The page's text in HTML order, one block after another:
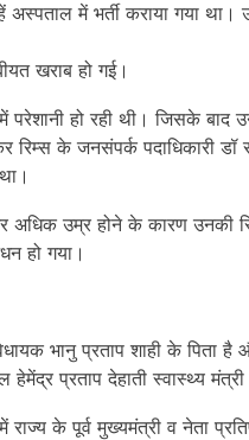
में भर्ती कराया गया
खराब हो गई।
हो रही थी। जिसके बाद
के जनसंपर्क पदाधिकारी डॉ
उम्र होने के कारण उनकी
हो गया।
भानु प्रताप शाही के पिता
प्रताप देहाती स्वास्थ्य
के पूर्व मुख्यमंत्री व नेता